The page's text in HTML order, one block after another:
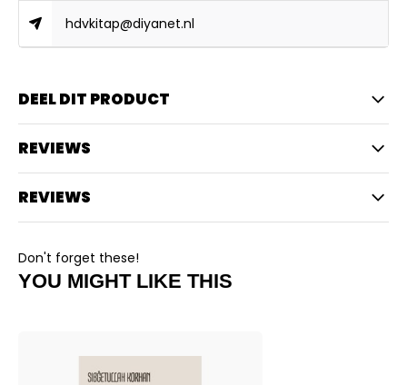
hdvkitap@diyanet.nl
DEEL DIT PRODUCT
REVIEWS
REVIEWS
Don't forget these!
YOU MIGHT LIKE THIS